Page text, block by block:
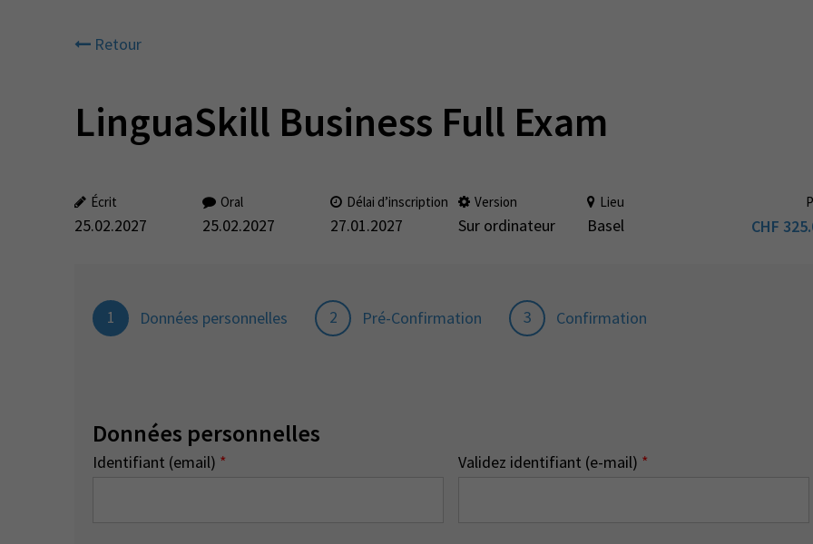
Retour
LinguaSkill Business Full Exam
Écrit
25.02.2027
Oral
25.02.2027
Délai d’inscription
27.01.2027
Version
Sur ordinateur
Lieu
Basel CHF
1 Données personnelles 2 Pré-Confirmation 3 Confirmation
Données personnelles
Identifiant (email) * Validez identifiant (e-mail) *